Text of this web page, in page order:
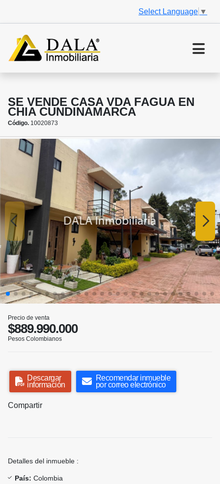
Select Language ▼
SE VENDE CASA VDA FAGUA EN
CHIA CUNDINAMARCA
Código. 10020873
Precio de venta
$889.990.000
Pesos Colombianos
Descargar
información
Recomendar inmueble
por correo electrónico
Compartir
Detalles del inmueble :
País: Colombia